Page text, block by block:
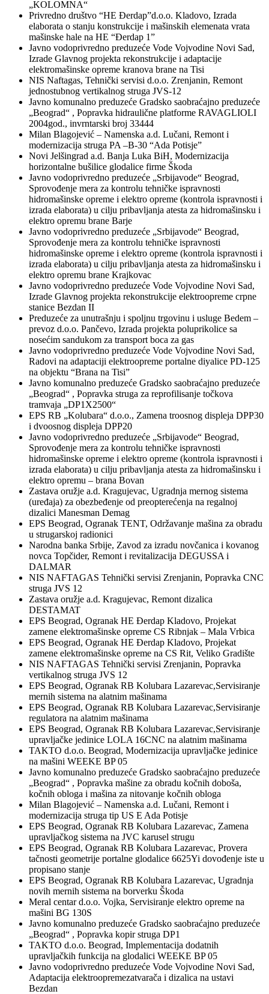
„KOLOMNA“
Privredno društvo “HE Đerdap”d.o.o. Kladovo, Izrada
elaborata o stanju konstrukcije i mašinskih elemenata vrata
mašinske hale na HE “Đerdap 1”
Javno vodoprivredno preduzeće Vode Vojvodine Novi Sad,
Izrade Glavnog projekta rekonstrukcije i adaptacije
elektromašinske opreme kranova brane na Tisi
NIS Naftagas, Tehnički servisi d.o.o. Zrenjanin, Remont
jednostubnog vertikalnog struga JVS-12
Javno komunalno preduzeće Gradsko saobraćajno preduzeće
„Beograd“ , Popravka hidraulične platforme RAVAGLIOLI
2004god., invrntarski broj 33444
Milan Blagojević – Namenska a.d. Lučani, Remont i
modernizacija struga PA –B-30 “Ada Potisje”
Novi Jelšingrad a.d. Banja Luka BiH, Modernizacija
horizontalne bušilice glodalice firme Škoda
Javno vodoprivredno preduzeće „Srbijavode“ Beograd,
Sprovođenje mera za kontrolu tehničke ispravnosti
hidromašinske opreme i elektro opreme (kontrola ispravnosti i
izrada elaborata) u cilju pribavljanja atesta za hidromašinsku i
elektro opremu brane Barje
Javno vodoprivredno preduzeće „Srbijavode“ Beograd,
Sprovođenje mera za kontrolu tehničke ispravnosti
hidromašinske opreme i elektro opreme (kontrola ispravnosti i
izrada elaborata) u cilju pribavljanja atesta za hidromašinsku i
elektro opremu brane Krajkovac
Javno vodoprivredno preduzeće Vode Vojvodine Novi Sad,
Izrade Glavnog projekta rekonstrukcije elektroopreme crpne
stanice Bezdan II
Preduzeće za unutrašnju i spoljnu trgovinu i usluge Bedem –
prevoz d.o.o. Pančevo, Izrada projekta poluprikolice sa
nosećim sandukom za transport boca za gas
Javno vodoprivredno preduzeće Vode Vojvodine Novi Sad,
Radovi na adaptaciji elektroopreme portalne diyalice PD-125
na objektu “Brana na Tisi”
Javno komunalno preduzeće Gradsko saobraćajno preduzeće
„Beograd“ , Popravka struga za reprofilisanje točkova
tramvaja „DP1X2500“
EPS RB „Kolubara“ d.o.o., Zamena troosnog displeja DPP30
i dvoosnog displeja DPP20
Javno vodoprivredno preduzeće „Srbijavode“ Beograd,
Sprovođenje mera za kontrolu tehničke ispravnosti
hidromašinske opreme i elektro opreme (kontrola ispravnosti i
izrada elaborata) u cilju pribavljanja atesta za hidromašinsku i
elektro opremu – brana Bovan
Zastava oružje a.d. Kragujevac, Ugradnja mernog sistema
(uređaja) za obezbeđenje od preopterećenja na regalnoj
dizalici Manesman Demag
EPS Beograd, Ogranak TENT, Održavanje mašina za obradu
u strugarskoj radionici
Narodna banka Srbije, Zavod za izradu novčanica i kovanog
novca Topčider, Remont i revitalizacija DEGUSSA i
DALMAR
NIS NAFTAGAS Tehnički servisi Zrenjanin, Popravka CNC
struga JVS 12
Zastava oružje a.d. Kragujevac, Remont dizalica
DESTAMAT
EPS Beograd, Ogranak HE Đerdap Kladovo, Projekat
zamene elektromašinske opreme CS Ribnjak – Mala Vrbica
EPS Beograd, Ogranak HE Đerdap Kladovo, Projekat
zamene elektromašinske opreme na CS Rit, Veliko Gradište
NIS NAFTAGAS Tehnički servisi Zrenjanin, Popravka
vertikalnog struga JVS 12
EPS Beograd, Ogranak RB Kolubara Lazarevac,Servisiranje
mernih sistema na alatnim mašinama
EPS Beograd, Ogranak RB Kolubara Lazarevac,Servisiranje
regulatora na alatnim mašinama
EPS Beograd, Ogranak RB Kolubara Lazarevac,Servisiranje
upravljačke jedinice LOLA 16CNC na alatnim mašinama
TAKTO d.o.o. Beograd, Modernizacija upravljačke jedinice
na mašini WEEKE BP 05
Javno komunalno preduzeće Gradsko saobraćajno preduzeće
„Beograd“ , Popravka mašine za obradu kočnih doboša,
kočnih obloga i mašina za nitovanje kočnih obloga
Milan Blagojević – Namenska a.d. Lučani, Remont i
modernizacija struga tip US E Ada Potisje
EPS Beograd, Ogranak RB Kolubara Lazarevac, Zamena
upravljačkog sistema na JVC karusel strugu
EPS Beograd, Ogranak RB Kolubara Lazarevac, Provera
tačnosti geometrije portalne glodalice 6625Yi dovođenje iste u
propisano stanje
EPS Beograd, Ogranak RB Kolubara Lazarevac, Ugradnja
novih mernih sistema na borverku Škoda
Meral centar d.o.o. Vojka, Servisiranje elektro opreme na
mašini BG 130S
Javno komunalno preduzeće Gradsko saobraćajno preduzeće
„Beograd“ , Popravka kopir struga DP1
TAKTO d.o.o. Beograd, Implementacija dodatnih
upravljačkih funkcija na glodalici WEEKE BP 05
Javno vodoprivredno preduzeće Vode Vojvodine Novi Sad,
Adaptacija elektroopremezatvarača i dizalica na ustavi
Bezdan